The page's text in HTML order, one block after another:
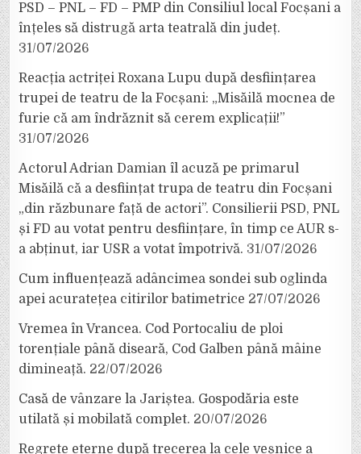
PSD – PNL – FD – PMP din Consiliul local Focșani a
înțeles să distrugă arta teatrală din județ.
31/07/2026
Reacția actriței Roxana Lupu după desființarea
trupei de teatru de la Focșani: „Misăilă mocnea de
furie că am îndrăznit să cerem explicații!”
31/07/2026
Actorul Adrian Damian îl acuză pe primarul
Misăilă că a desființat trupa de teatru din Focșani
„din răzbunare față de actori”. Consilierii PSD, PNL
și FD au votat pentru desființare, în timp ce AUR s-
a abținut, iar USR a votat împotrivă. 31/07/2026
Cum influențează adâncimea sondei sub oglinda
apei acuratețea citirilor batimetrice 27/07/2026
Vremea în Vrancea. Cod Portocaliu de ploi
torențiale până diseară, Cod Galben până mâine
dimineață. 22/07/2026
Casă de vânzare la Jariștea. Gospodăria este
utilată și mobilată complet. 20/07/2026
Regrete eterne după trecerea la cele veșnice a